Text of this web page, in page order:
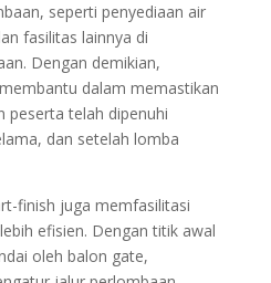
seperti penyediaan air
fasilitas lainnya di
Dengan demikian,
dalam memastikan
peserta telah dipenuhi
dan setelah lomba
finish juga memfasilitasi
efisien. Dengan titik awal
oleh balon gate,